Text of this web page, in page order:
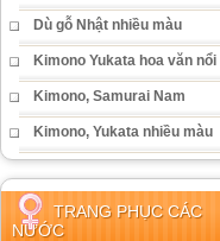
Dù gỗ Nhật nhiều màu
Kimono Yukata hoa văn nổi
Kimono, Samurai Nam
Kimono, Yukata nhiều màu
TRANG PHỤC CÁC
NƯỚC